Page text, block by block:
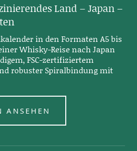
Land – Japan –
in den Formaten A5 bis
Whisky-Reise nach Japan
FSC-zertifiziertem
robuster Spiralbindung mit
ANSEHEN